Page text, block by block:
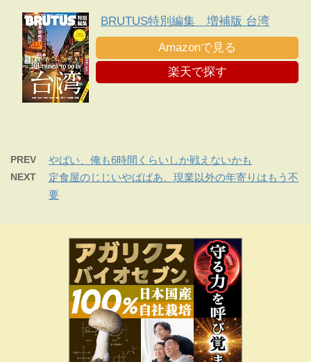
BRUTUS特別編集 増補版 台湾
Amazonで見る
楽天で探す
PREV やばい、俺も6時間くらいしか戦えないかも
NEXT
定食屋のじじいやばばあ、現業以外の年寄りはもう不
要